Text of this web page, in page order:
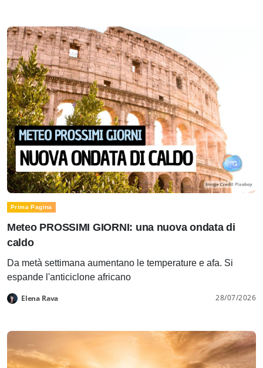
Prima Pagina
Meteo PROSSIMI GIORNI: una nuova ondata di
caldo
Da metà settimana aumentano le temperature e afa. Si
espande l'anticiclone africano
Elena Rava 28/07/2026